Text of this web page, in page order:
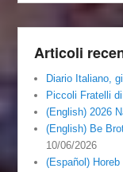
Articoli
Diario Italiano,
Piccoli Fratelli
(English) 2026
(English) Be
10/06/2026
(Español)